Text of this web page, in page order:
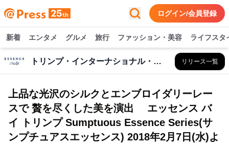
ログイン/会員登録
新着 エンタメ グルメ 旅行 ファッション・美容 ライフスタ
トリンプ・インターナショナル・ジャパン株式会社 リリース一覧
上品な光沢のシルクとエンブロイダリーレー
スで 贅を尽くした美を演出 エッセンス バ
イ トリンプ Sumptuous Essence Series(サ
ンプチュアスエッセンス) 2018年2月7日(水)よ